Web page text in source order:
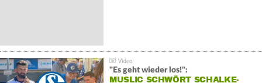
"Es geht wieder los!":
MUSLIC SCHWÖRT SCHALKE-